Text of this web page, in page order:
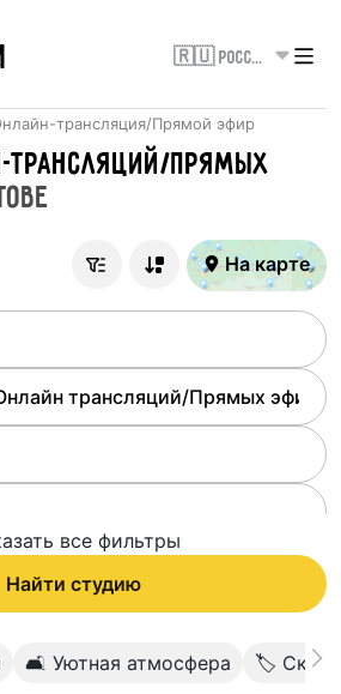
🇷🇺 Россия
трансляция/Прямой эфир
трансляций/Прямых
На карте
все фильтры
Найти студию
🛋 Уютная атмосфера 🏷